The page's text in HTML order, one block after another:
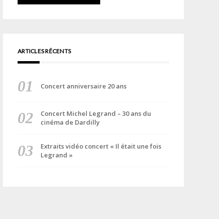
ARTICLES RÉCENTS
Concert anniversaire 20 ans
Concert Michel Legrand – 30 ans du
cinéma de Dardilly
Extraits vidéo concert « Il était une fois
Legrand »